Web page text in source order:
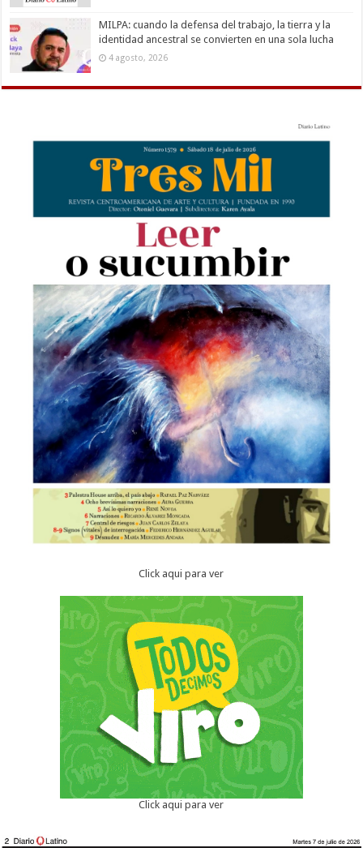
MILPA: cuando la defensa del trabajo, la tierra y la
identidad ancestral se convierten en una sola lucha
4 agosto, 2026
Click aqui para ver
Click aqui para ver